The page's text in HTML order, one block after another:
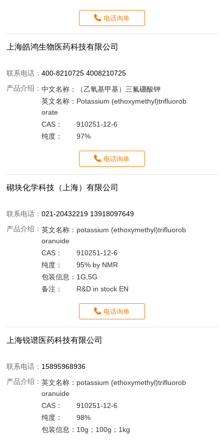
电话询单
上海皓鸿生物医药科技有限公司
联系电话：400-8210725 4008210725
产品介绍：中文名称：
（乙氧基甲基）三氟硼酸钾
英文名称： Potassium (ethoxymethyl)trifluorob
orate
CAS：
910251-12-6
纯度：
97%
电话询单
砌块化学科技（上海）有限公司
联系电话：021-20432219 13918097649
产品介绍：英文名称： potassium (ethoxymethyl)trifluorob
oranuide
CAS：
910251-12-6
纯度：
95% by NMR
包装信息： 1G,5G
备注：
R&D in stock EN
电话询单
上海锐谱医药科技有限公司
联系电话： 15895968936
产品介绍：英文名称： potassium (ethoxymethyl)trifluorob
oranuide
CAS：
910251-12-6
纯度：
98%
包装信息： 10g；100g；1kg